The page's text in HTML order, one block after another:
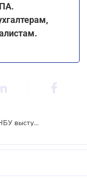
Первый заместитель Председателя НБУ выступила против финансовых репрессий за уклонение от мобилизации